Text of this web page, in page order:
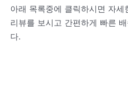
아래 목록중에 클릭하시면 자
리뷰를 보시고 간편하게 빠른
다.